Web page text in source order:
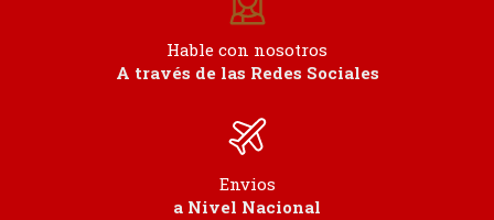
Hable con nosotros
A través de las Redes Sociales
Envios
a Nivel Nacional